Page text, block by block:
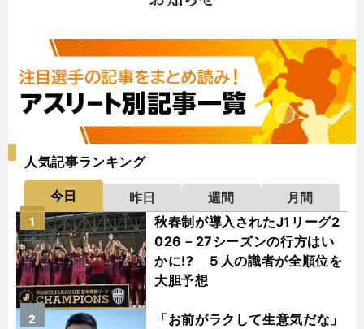
人気記事ランキング
今日 昨日 週間
月間
秋春制が導入されたJ1リーグ2
026－27シーズンの行方はい
かに!? ５人の識者が全順位を
大胆予想
1
「お前がラクして生意気だな」
2